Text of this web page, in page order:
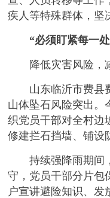
疾人等特殊群体，坚
“必须盯紧每一处
降低灾害风险，减
山东临沂市费县费
山体坠石风险突出。
织党员干部对全村边
修建拦石挡墙、铺设
持续强降雨期间，
守，党员干部分片包
户宣讲避险知识、